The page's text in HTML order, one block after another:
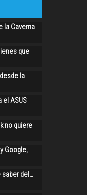
la Caverna
que
la
el ASUS
no quiere
Google,
saber del…